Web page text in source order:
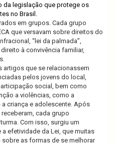
da legislação que protege os
no Brasil.
em grupos. Cada grupo
que versavam sobre direitos do
“lei da palmada”,
à convivência familiar,
que se relacionassem
pelos jovens do local,
social, bem como
a violências, como a
criança e adolescente. Após
cada grupo
Com isso, surgiu um
efetividade da Lei, que muitas
as formas de se melhorar